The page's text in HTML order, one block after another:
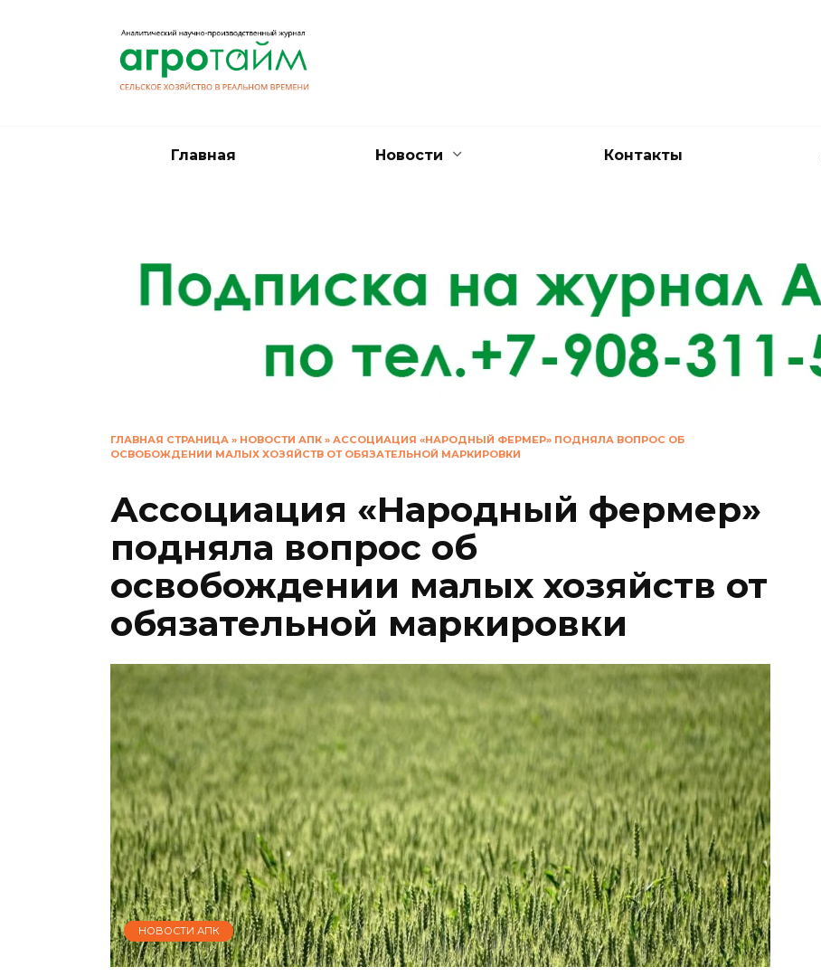
Главная Новости Контакты
ГЛАВНАЯ СТРАНИЦА » НОВОСТИ АПК » АССОЦИАЦИЯ «НАРОДНЫЙ ФЕРМЕР» ПОДНЯЛА ВОПРОС ОБ
ОСВОБОЖДЕНИИ МАЛЫХ ХОЗЯЙСТВ ОТ ОБЯЗАТЕЛЬНОЙ МАРКИРОВКИ
Ассоциация «Народный фермер»
подняла вопрос об
освобождении малых хозяйств от
обязательной маркировки
НОВОСТИ АПК